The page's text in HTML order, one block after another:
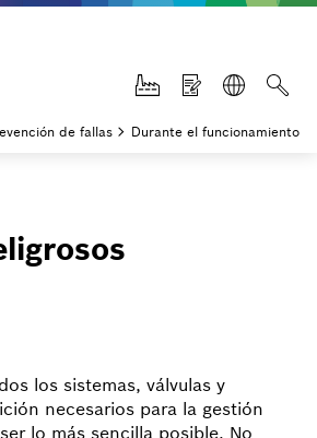
de fallas Durante el funcionamiento
los sistemas, válvulas y
necesarios para la gestión
lo más sencilla posible. No